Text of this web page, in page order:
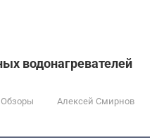
водонагревателей
Обзоры Алексей Смирнов